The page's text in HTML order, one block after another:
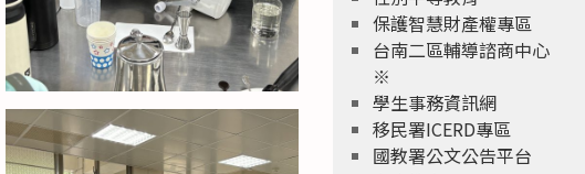
保護智慧財產權專區
台南二區輔導諮商中心
※
學生事務資訊網
移民署ICERD專區
國教署公文公告平台